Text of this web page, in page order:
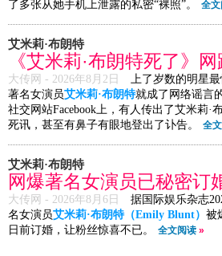
了多张从她手机上泄露的私密“裸照”。
全
艾米莉·布朗特
《艾米莉·布朗特死了》
大传网 - 2026年8月2日
上了岁数的明星
著名女演员艾米莉·布朗特就成了网络谣言
社交网站Facebook上，有人传出了艾米莉·
死讯，甚至有鼻子有眼地登出了讣告。
全
艾米莉·布朗特
网爆著名女演员已秘密订
大传网 - 2026年8月6日
据国际娱乐杂志
名女演员艾米莉·布朗特（Emily Blunt） 被
日前订婚，让粉丝惊喜不已。
全文阅读 »